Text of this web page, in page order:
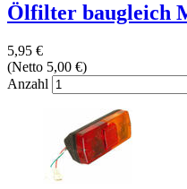
Ölfilter baugleich
5,95 €
(Netto 5,00 €)
Anzahl